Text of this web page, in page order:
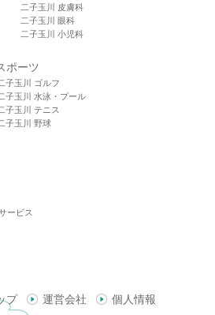
二子玉川 皮膚科
二子玉川 眼科
二子玉川 小児科
ポーツ
子玉川 ゴルフ
子玉川 水泳・プール
子玉川 テニス
子玉川 野球
ービス
プ 運営会社 個人情報